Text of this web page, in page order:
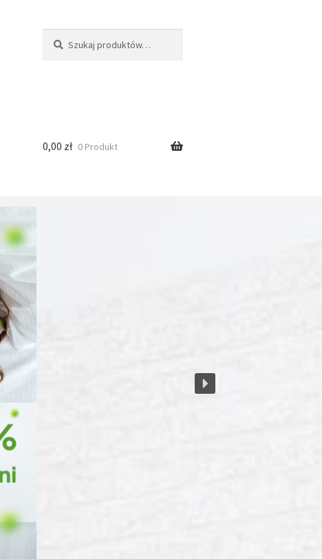
0,00 zł 0 Produkt